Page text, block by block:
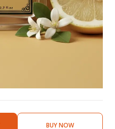
BUY NOW